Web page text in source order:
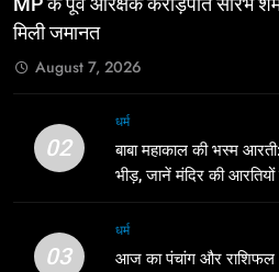
MP के पूर्व आरक्षक करोड़पति सौरभ
मिली जमानत
August 7, 2026
02
धर्म
बाबा महाकाल की भस्म
भीड़, जानें मंदिर की
03
धर्म
आज का पंचांग और राशिफल